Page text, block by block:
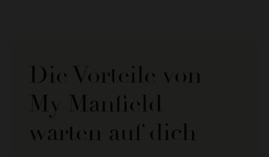
Die Vorteile von
My Manfield
warten auf dich